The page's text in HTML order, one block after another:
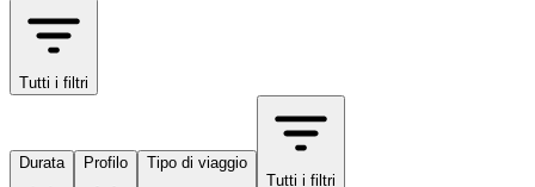
Tutti i filtri
Durata Profilo
Tipo di viaggio
Tutti i filtri